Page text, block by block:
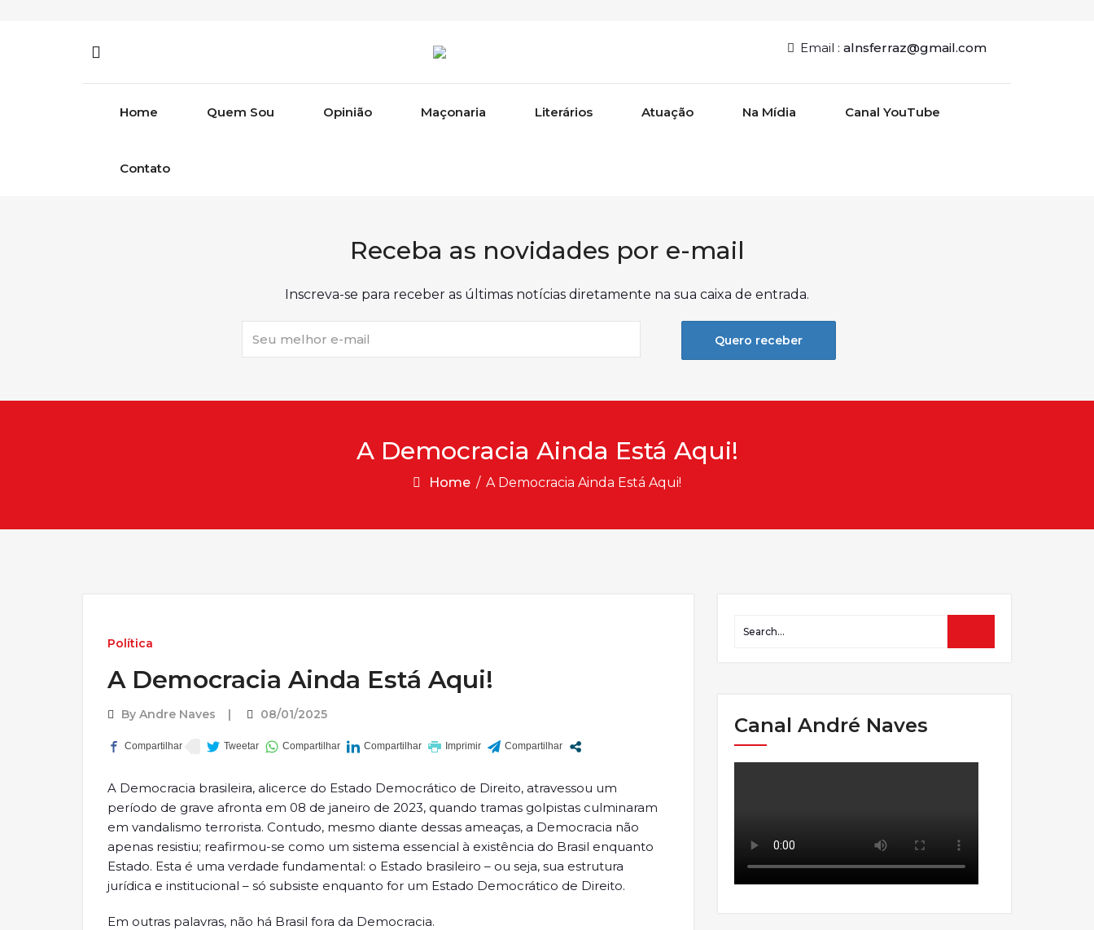
Email : alnsferraz@gmail.com
Home Quem Sou Opinião Maçonaria Literários Atuação Na Mídia Canal YouTube
Contato
Receba as novidades por e-mail
Inscreva-se para receber as últimas notícias diretamente na sua caixa de entrada.
Quero receber
A Democracia Ainda Está Aqui!
Home / A Democracia Ainda Está Aqui!
Política
A Democracia Ainda Está Aqui!
By Andre Naves 08/01/2025
A Democracia brasileira, alicerce do Estado Democrático de Direito, atravessou um
período de grave afronta em 08 de janeiro de 2023, quando tramas golpistas culminaram
em vandalismo terrorista. Contudo, mesmo diante dessas ameaças, a Democracia não
apenas resistiu; reafirmou-se como um sistema essencial à existência do Brasil enquanto
Estado. Esta é uma verdade fundamental: o Estado brasileiro – ou seja, sua estrutura
jurídica e institucional – só subsiste enquanto for um Estado Democrático de Direito.
Em outras palavras, não há Brasil fora da Democracia.
Canal André Naves